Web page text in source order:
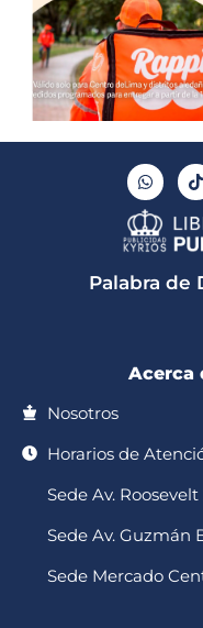
W
h
a
t
s
a
p
T
i
k
t
k
Palabra de
Acerca
Nosotros
Horarios de
Sede Av.
Sede Av. Guzmán
Sede Mercado